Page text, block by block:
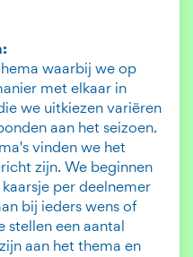
waarbij we op
met elkaar in
we uitkiezen variëren
aan het seizoen.
vinden we het
zijn. We beginnen
per deelnemer
bij ieders wens of
stellen een aantal
aan het thema en